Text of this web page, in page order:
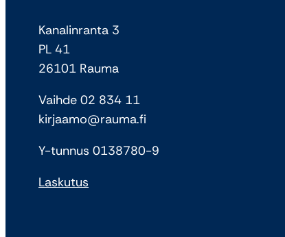
Kanalinranta 3
PL 41
26101 Rauma
Vaihde 02 834 11
kirjaamo@rauma.fi
Y-tunnus 0138780-9
Laskutus